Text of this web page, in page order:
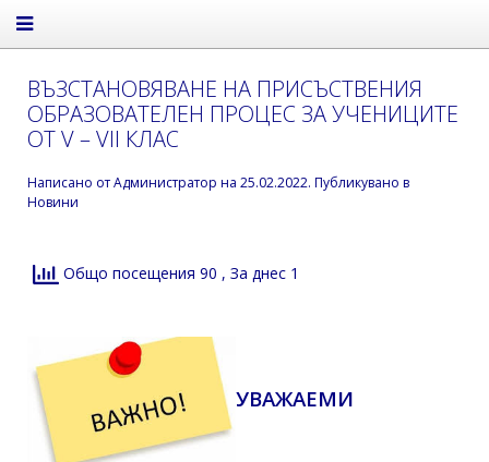
ВЪЗСТАНОВЯВАНЕ НА ПРИСЪСТВЕНИЯ
ОБРАЗОВАТЕЛЕН ПРОЦЕС ЗА УЧЕНИЦИТЕ
ОТ V – VII КЛАС
Написано отАдминистратор на 25.02.2022. Публикувано в
Новини
Общо посещения 90 , За днес 1
УВАЖАЕМИ